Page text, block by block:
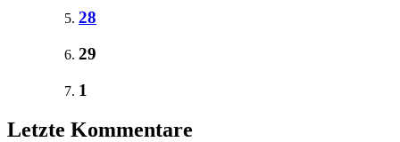
28
29
1
Letzte Kommentare